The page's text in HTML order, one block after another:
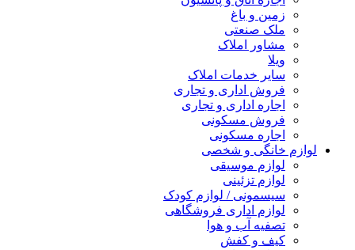
زمین و باغ
ملک صنعتی
مشاور املاک
ویلا
سایر خدمات املاک
فروش اداری و تجاری
اجاره اداری و تجاری
فروش مسکونی
اجاره مسکونی
لوازم خانگی و شخصی
لوازم موسیقی
لوازم تزئینی
سیسمونی / لوازم کودک
لوازم اداری فروشگاهی
تصفیه آب و هوا
کیف و کفش